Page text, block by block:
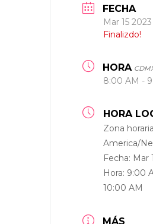
FECHA
Mar 15 2023
Finalizdo!
HORA
8:00 AM -
HORA
Zona
America/
Fecha: Mar
Hora: 9:00
10:00 AM
MÁS